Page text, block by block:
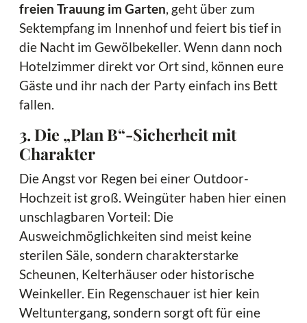
freien Trauung im Garten, geht über zum
Sektempfang im Innenhof und feiert bis tief in
die Nacht im Gewölbekeller. Wenn dann noch
Hotelzimmer direkt vor Ort sind, können eure
Gäste und ihr nach der Party einfach ins Bett
fallen.
3. Die „Plan B“-Sicherheit mit
Charakter
Die Angst vor Regen bei einer Outdoor-
Hochzeit ist groß. Weingüter haben hier einen
unschlagbaren Vorteil: Die
Ausweichmöglichkeiten sind meist keine
sterilen Säle, sondern charakterstarke
Scheunen, Kelterhäuser oder historische
Weinkeller. Ein Regenschauer ist hier kein
Weltuntergang, sondern sorgt oft für eine